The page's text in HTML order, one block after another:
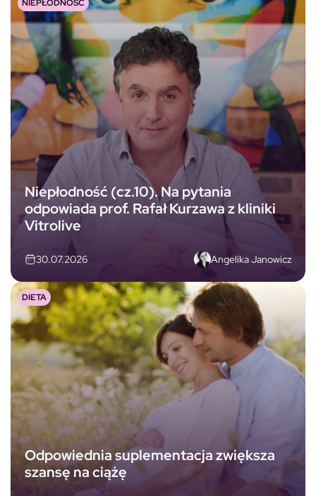
Niepłodność (cz.10). Na pytania
odpowiada prof. Rafał Kurzawa z kliniki
Vitrolive
30.07.2026 Angelika Janowicz
NIEPŁODNOŚĆ
Odpowiednia suplementacja zwiększa
szansę na ciążę
DIETA